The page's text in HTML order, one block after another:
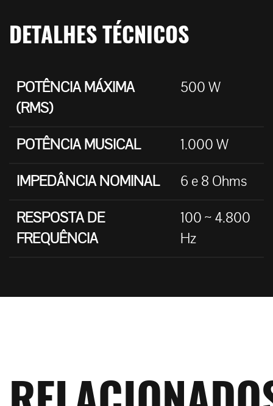
DETALHES TÉCNICOS
POTÊNCIA MÁXIMA
(RMS)
500 W
POTÊNCIA MUSICAL
1.000 W
IMPEDÂNCIA NOMINAL
6 e 8 Ohms
RESPOSTA DE
FREQUÊNCIA
100 ~ 4.800
Hz